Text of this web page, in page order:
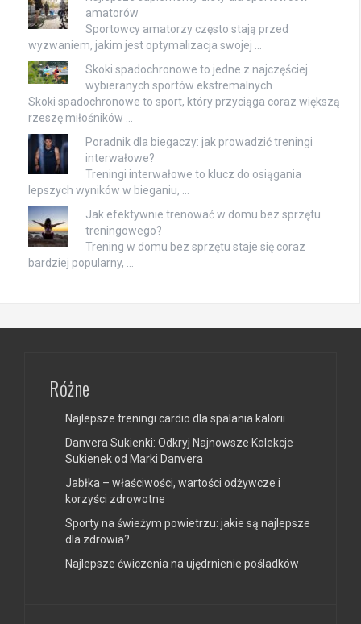
amatorów
Sportowcy amatorzy często stają przed
wyzwaniem, jakim jest optymalizacja swojej …
Skoki spadochronowe to jedne z najczęściej
wybieranych sportów ekstremalnych
Skoki spadochronowe to sport, który przyciąga coraz większą
rzeszę miłośników …
Poradnik dla biegaczy: jak prowadzić treningi
interwałowe?
Treningi interwałowe to klucz do osiągania
lepszych wyników w bieganiu, …
Jak efektywnie trenować w domu bez sprzętu
treningowego?
Trening w domu bez sprzętu staje się coraz
bardziej popularny, …
Różne
Najlepsze treningi cardio dla spalania kalorii
Danvera Sukienki: Odkryj Najnowsze Kolekcje
Sukienek od Marki Danvera
Jabłka – właściwości, wartości odżywcze i
korzyści zdrowotne
Sporty na świeżym powietrzu: jakie są najlepsze
dla zdrowia?
Najlepsze ćwiczenia na ujędrnienie pośladków